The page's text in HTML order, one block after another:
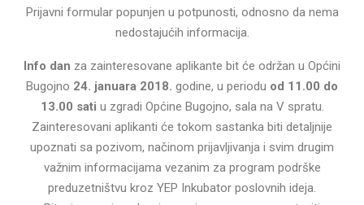
Prijavni formular popunjen u potpunosti, odnosno da nema
nedostajućih informacija.
Info dan za zainteresovane aplikante bit će održan u Općini
Bugojno 24. januara 2018. godine, u periodu od 11.00 do
13.00 sati u zgradi Općine Bugojno, sala na V spratu.
Zainteresovani aplikanti će tokom sastanka biti detaljnije
upoznati sa pozivom, načinom prijavljivanja i svim drugim
važnim informacijama vezanim za program podrške
preduzetništvu kroz YEP Inkubator poslovnih ideja.